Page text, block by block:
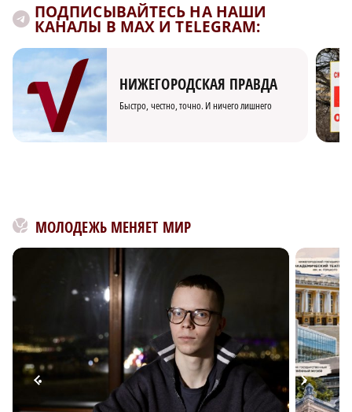
ПОДПИСЫВАЙТЕСЬ НА НАШИ
КАНАЛЫ В MAX И TELEGRAM:
НИЖЕГОРОДСКАЯ ПРАВДА
Быстро, честно, точно. И ничего лишнего
МОЛОДЕЖЬ МЕНЯЕТ МИР